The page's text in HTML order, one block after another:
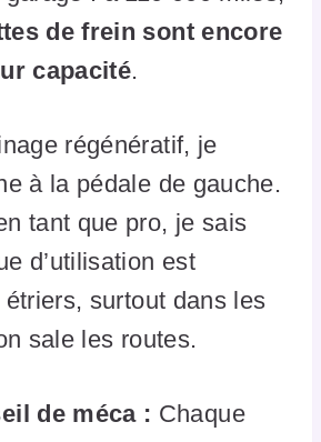
de frein sont encore
capacité.
régénératif, je
à la pédale de gauche.
tant que pro, je sais
d’utilisation est
étriers, surtout dans les
sale les routes.
de méca : Chaque